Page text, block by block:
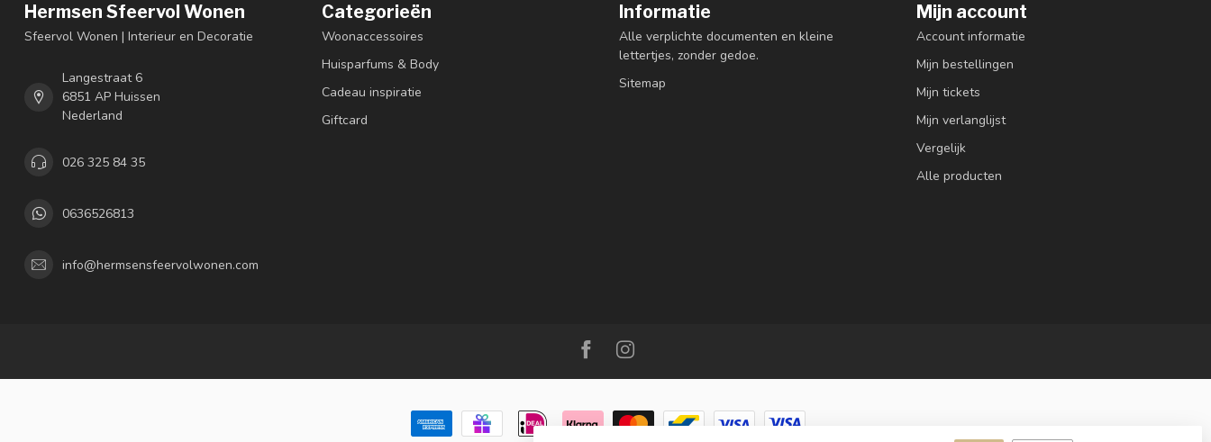
Hermsen Sfeervol Wonen
Sfeervol Wonen | Interieur en Decoratie
Langestraat 6
6851 AP Huissen
Nederland
026 325 84 35
0636526813
info@hermsensfeervolwonen.com
Categorieën
Woonaccessoires
Huisparfums & Body
Cadeau inspiratie
Giftcard
Informatie
Alle verplichte documenten en kleine
lettertjes, zonder gedoe.
Sitemap
Mijn account
Account informatie
Mijn bestellingen
Mijn tickets
Mijn verlanglijst
Vergelijk
Alle producten